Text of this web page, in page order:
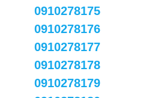
0910278175
0910278176
0910278177
0910278178
0910278179